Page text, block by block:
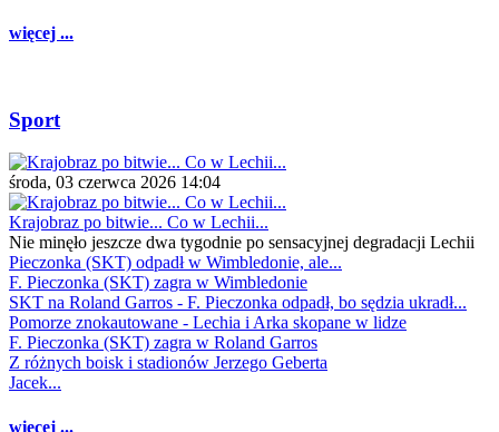
więcej ...
Sport
środa, 03 czerwca 2026 14:04
Krajobraz po bitwie... Co w Lechii...
Nie minęło jeszcze dwa tygodnie po sensacyjnej degradacji Lechii
Pieczonka (SKT) odpadł w Wimbledonie, ale...
F. Pieczonka (SKT) zagra w Wimbledonie
SKT na Roland Garros - F. Pieczonka odpadł, bo sędzia ukradł...
Pomorze znokautowane - Lechia i Arka skopane w lidze
F. Pieczonka (SKT) zagra w Roland Garros
Z różnych boisk i stadionów Jerzego Geberta
Jacek...
więcej ...